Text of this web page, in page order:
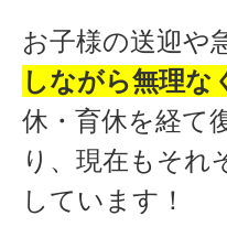
お子様の送迎や
しながら無理な
休・育休を経て
り、現在もそれ
しています！